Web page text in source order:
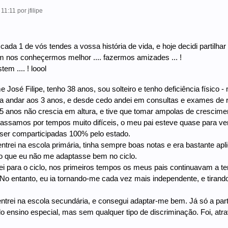
por jfilipe
1 de vós tendes a vossa história de vida, e hoje decidi partilhar
nos conheçermos melhor .... fazermos amizades ... !
.... ! loool
José Filipe, tenho 38 anos, sou solteiro e tenho deficiência físico -
andar aos 3 anos, e desde cedo andei em consultas e exames de
anos não crescia em altura, e tive que tomar ampolas de
por tempos muito difíceis, o meu pai esteve quase para
comparticipadas 100% pelo estado.
na escola primária, tinha sempre boas notas e era bastante
que eu não me adaptasse bem no ciclo.
para o ciclo, nos primeiros tempos os meus pais continuavam a
entanto, eu ia tornando-me cada vez mais independente, e
na escola secundária, e consegui adaptar-me bem. Já só a
ensino especial, mas sem qualquer tipo de discriminação. Foi,